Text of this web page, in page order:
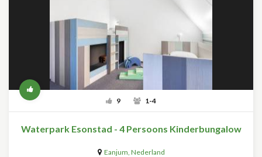
9 1-4
Waterpark Esonstad - 4 Persoons Kinderbungalow
Eanjum, Nederland